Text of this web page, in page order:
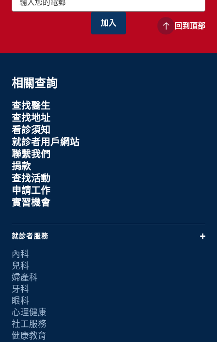
回到頂部
相關查詢
查找醫生
查找地址
看診須知
就診者用戶網站
聯繫我們
捐款
查找活動
申請工作
實習機會
就診者服務
內科
兒科
婦產科
牙科
眼科
心理健康
社工服務
健康教育